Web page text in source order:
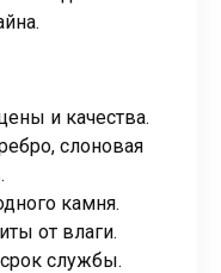
и качества.
слоновая
камня.
от влаги.
службы.